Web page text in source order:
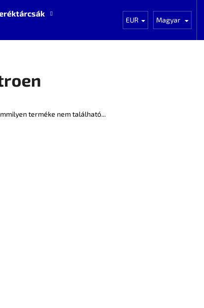
Pótalkatrészek NOVÉ zboží
EUR Magyar
terméke nem található...